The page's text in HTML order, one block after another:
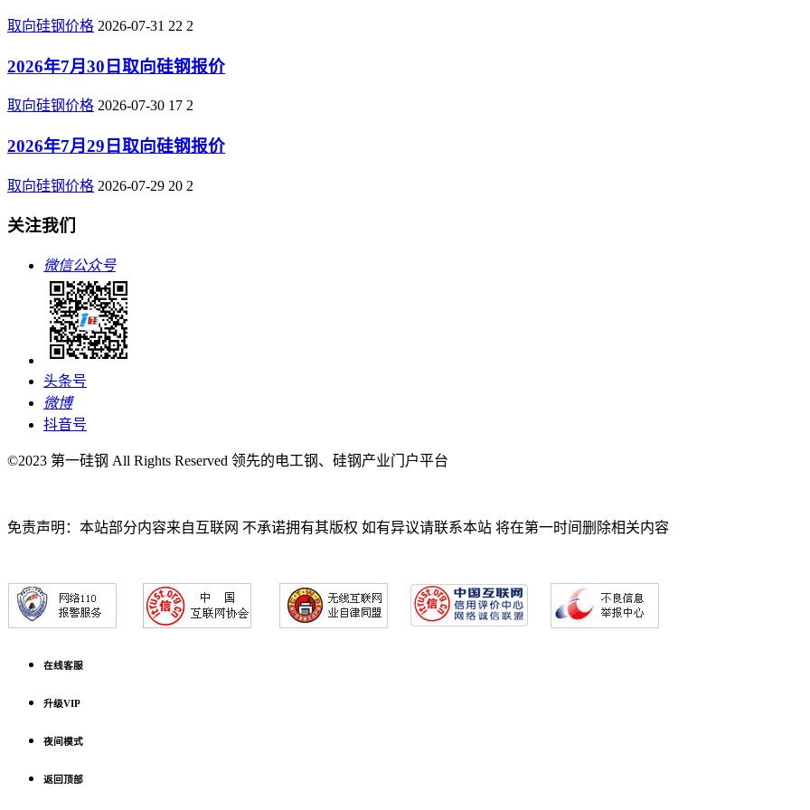
取向硅钢价格 2026-07-31 22 2
2026年7月30日取向硅钢报价
取向硅钢价格 2026-07-30 17 2
2026年7月29日取向硅钢报价
取向硅钢价格 2026-07-29 20 2
关注我们
微信公众号
头条号
微博
抖音号
©2023 第一硅钢 All Rights Reserved 领先的电工钢、硅钢产业门户平台
免责声明：本站部分内容来自互联网 不承诺拥有其版权 如有异议请联系本站 将在第一时间删除相关内容
在线客服
升级VIP
夜间模式
返回顶部